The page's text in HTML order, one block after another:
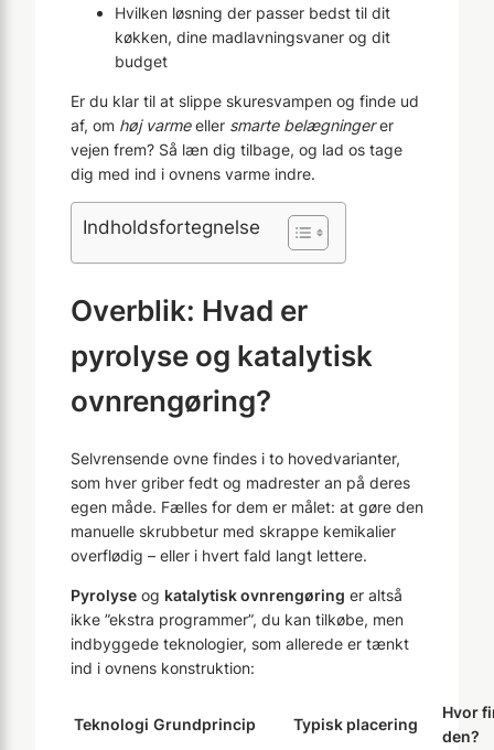
Hvilken løsning der passer bedst til dit
køkken, dine madlavningsvaner og dit
budget
Er du klar til at slippe skuresvampen og finde ud
af, om høj varmeeller smarte belægningerer
vejen frem? Så læn dig tilbage, og lad os tage
dig med ind i ovnens varme indre.
Indholdsfortegnelse
Overblik: Hvad er
pyrolyse og katalytisk
ovnrengøring?
Selvrensende ovne findes i to hovedvarianter,
som hver griber fedt og madrester an på deres
egen måde. Fælles for dem er målet: at gøre den
manuelle skrubbetur med skrappe kemikalier
overflødig – eller i hvert fald langt lettere.
Pyrolyse og katalytisk ovnrengøring er altså
ikke ”ekstra programmer”, du kan tilkøbe, men
indbyggede teknologier, som allerede er tænkt
ind i ovnens konstruktion:
Teknologi Grundprincip Typisk placering
Hvor
den?